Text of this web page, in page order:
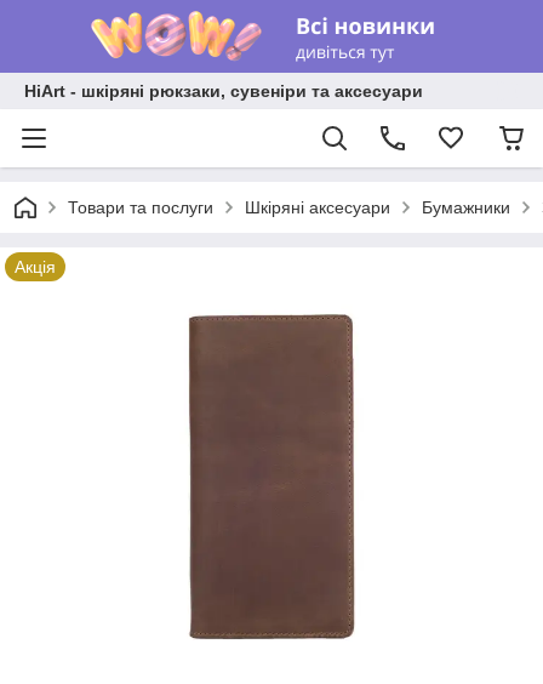
HiArt - шкіряні рюкзаки, сувеніри та аксесуари
Товари та послуги Шкіряні аксесуари Бумажники
Акція